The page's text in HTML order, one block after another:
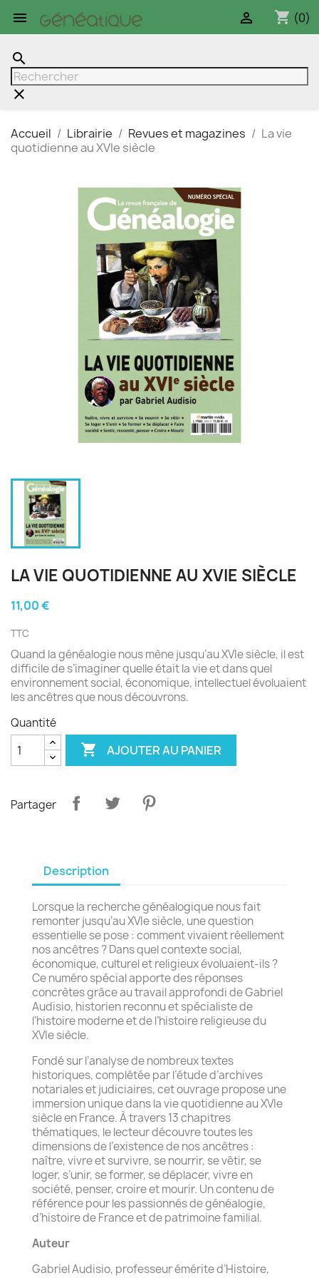
 shopping_cart (0)

search
clear
Accueil Librairie Revues et magazines
La vie
quotidienne au XVIe siècle
LA VIE QUOTIDIENNE AU XVIE SIÈCLE
11,00 €
TTC
Quand la généalogie nous mène jusqu’au XVIe siècle, il est
difficile de s’imaginer quelle était la vie et dans quel
environnement social, économique, intellectuel évoluaient
les ancêtres que nous découvrons.
Quantité
 AJOUTER AU PANIER
Partager
Description
Lorsque la recherche généalogique nous fait
remonter jusqu’au XVIe siècle, une question
essentielle se pose : comment vivaient réellement
nos ancêtres ? Dans quel contexte social,
économique, culturel et religieux évoluaient-ils ?
Ce numéro spécial apporte des réponses
concrètes grâce au travail approfondi de Gabriel
Audisio, historien reconnu et spécialiste de
l’histoire moderne et de l’histoire religieuse du
XVIe siècle.
Fondé sur l’analyse de nombreux textes
historiques, complétée par l’étude d’archives
notariales et judiciaires, cet ouvrage propose une
immersion unique dans la vie quotidienne au XVIe
siècle en France. À travers 13 chapitres
thématiques, le lecteur découvre toutes les
dimensions de l’existence de nos ancêtres :
naître, vivre et survivre, se nourrir, se vêtir, se
loger, s’unir, se former, se déplacer, vivre en
société, penser, croire et mourir. Un contenu de
référence pour les passionnés de généalogie,
d’histoire de France et de patrimoine familial.
Auteur
Gabriel Audisio, professeur émérite d’Histoire,